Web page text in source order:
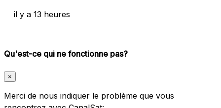
il y a 13 heures
Qu'est-ce qui ne fonctionne pas?
×
Merci de nous indiquer le problème que vous